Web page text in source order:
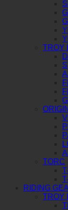
TROY
TORC
RIDING
TROY